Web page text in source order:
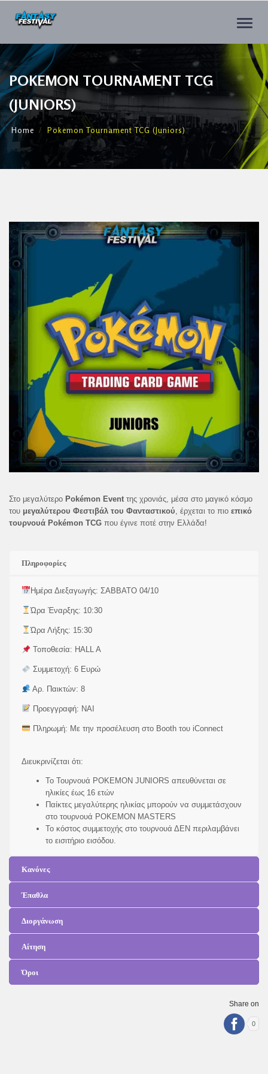
Toggle
POKEMON TOURNAMENT TCG
(JUNIORS)
Home Pokemon Tournament TCG (Juniors)
Στο μεγαλύτερο Pokémon Event της χρονιάς, μέσα στο μαγικό κόσμο
του μεγαλύτερου Φεστιβάλ του Φανταστικού , έρχεται το πιο επικό
τουρνουά Pokémon TCG που έγινε ποτέ στην Ελλάδα!
Πληροφορίες
Ημέρα Διεξαγωγής: ΣΑΒΒΑΤΟ 04/10
Ώρα Έναρξης: 10:30
Ώρα Λήξης: 15:30
Τοποθεσία: HALL A
Συμμετοχή: 6 Ευρώ
Αρ. Παικτών: 8
Προεγγραφή: ΝΑΙ
Πληρωμή: Με την προσέλευση στο Booth του iConnect
Διευκρινίζεται ότι:
To Τουρνουά POKEMON JUNIORS απευθύνεται σε
ηλικίες έως 16 ετών
Παίκτες μεγαλύτερης ηλικίας μπορούν να συμμετάσχουν
στο τουρνουά POKEMON MASTERS
Το κόστος συμμετοχής στο τουρνουά ΔΕΝ περιλαμβάνει
το εισιτήριο εισόδου.
Κανόνες
Έπαθλα
Διοργάνωση
Αίτηση
Όροι
Share on
0